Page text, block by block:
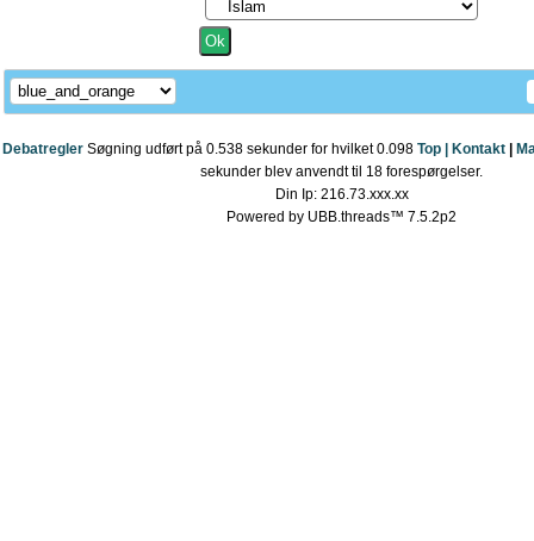
Debatregler Top | Kontakt
Søgning udført på 0.538 sekunder for hvilket 0.098
sekunder blev anvendt til 18 forespørgelser.
Din Ip: 216.73.xxx.xx
Powered by UBB.threads™ 7.5.2p2